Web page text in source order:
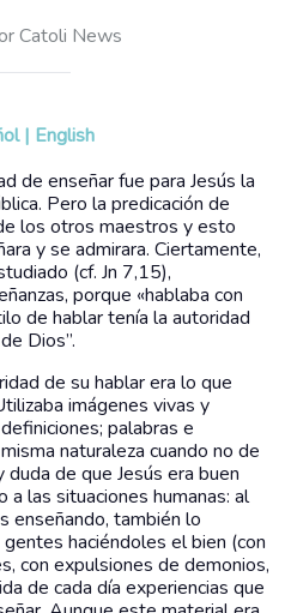
Catoli News
| English
de enseñar fue para Jesús la
Pero la predicación de
los otros maestros y esto
y se admirara. Ciertamente,
(cf. Jn 7,15),
porque «hablaba con
de hablar tenía la autoridad
Dios”.
de su hablar era lo que
imágenes vivas y
palabras e
naturaleza cuando no de
de que Jesús era buen
a las situaciones humanas: al
enseñando, también lo
haciéndoles el bien (con
con expulsiones de demonios,
de cada día experiencias que